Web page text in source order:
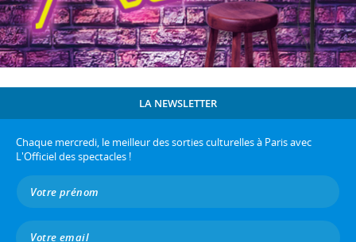
LA NEWSLETTER
Chaque mercredi, le meilleur des sorties culturelles à Paris avec
L'Officiel des spectacles !